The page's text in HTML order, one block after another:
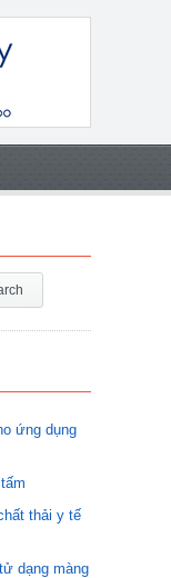
ứng dụng
thải y tế
dạng màng